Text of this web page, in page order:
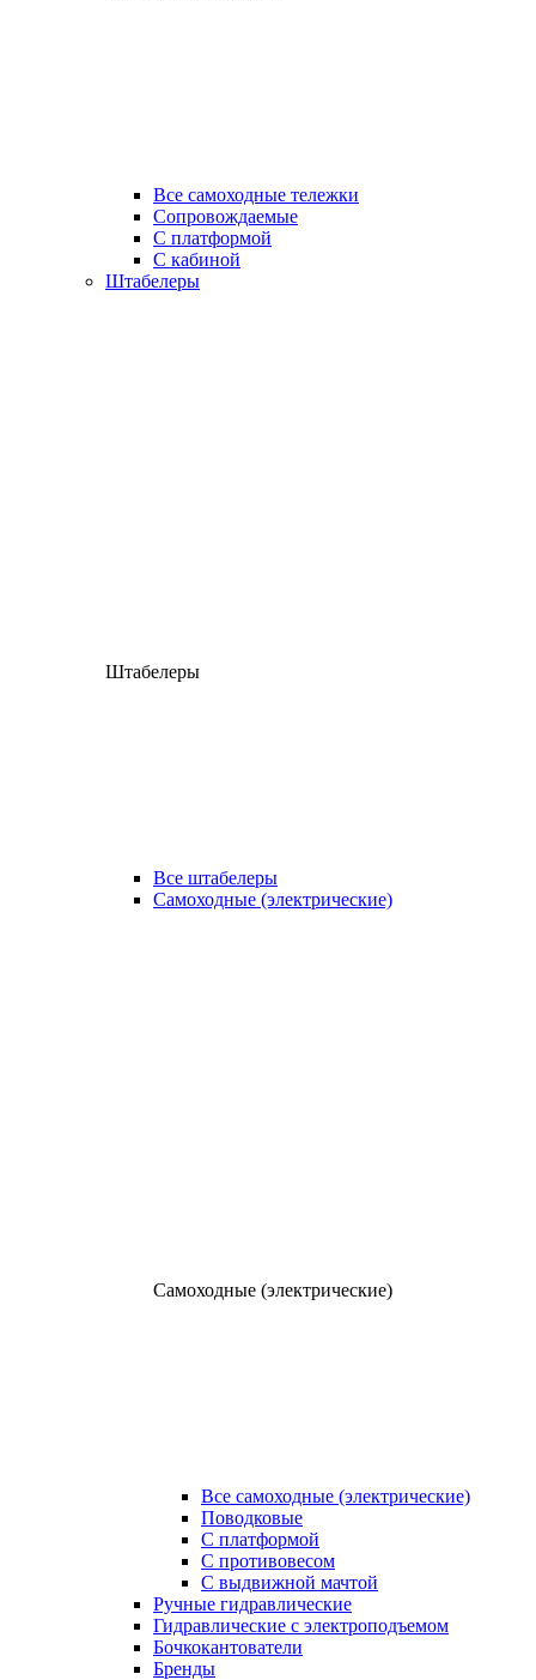
Все самоходные тележки
Сопровождаемые
С платформой
С кабиной
Штабелеры
Штабелеры
Все штабелеры
Самоходные (электрические)
Самоходные (электрические)
Все самоходные (электрические)
Поводковые
С платформой
С противовесом
С выдвижной мачтой
Ручные гидравлические
Гидравлические с электроподъемом
Бочкокантователи
Бренды